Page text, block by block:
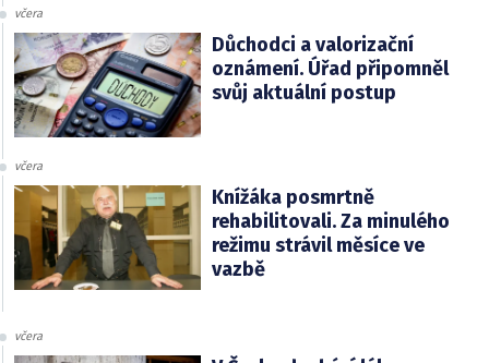
včera
Důchodci a valorizační
oznámení. Úřad připomněl
svůj aktuální postup
včera
Knížáka posmrtně
rehabilitovali. Za minulého
režimu strávil měsíce ve
vazbě
včera